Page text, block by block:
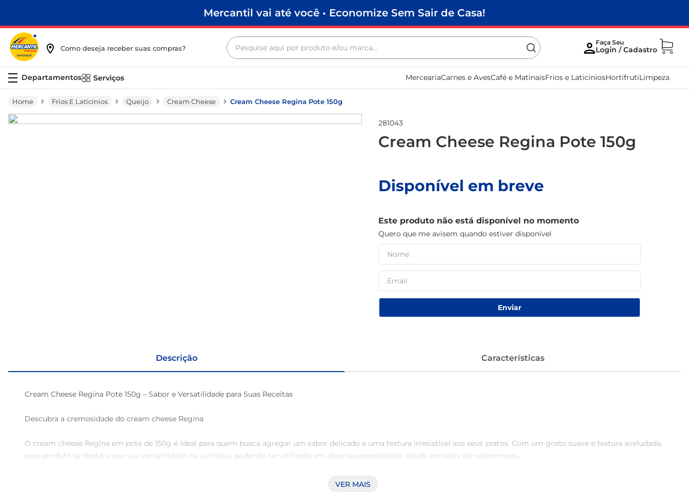
Mercantil vai até você • Economize Sem Sair de Casa!
Como deseja receber suas compras?
Pesquise aqui por produto e/ou marca...
Serviços MerceariaCarnes e AvesCafé e MatinaisFrios e LaticíniosHortifrutiLimpeza
Frios E Laticínios Queijo Cream Cheese Cream Cheese Regina Pote 150g
281043
Cream Cheese Regina Pote 150g
Disponível em breve
Este produto não está disponível no momento
Quero que me avisem quando estiver disponível
Enviar
Descrição Características
Cream Cheese Regina Pote 150g – Sabor e Versatilidade para Suas Receitas
Descubra a cremosidade do cream cheese Regina
O cream cheese Regina em pote de 150g é ideal para quem busca agregar um sabor delicado e uma textura irresistível aos seus pratos. Com um gosto suave e textura aveludada,
esse produto se destaca por sua versatilidade na culinária, podendo ser utilizado em diversas preparações, desde entradas até sobremesas.
VER MAIS
frango
arroz